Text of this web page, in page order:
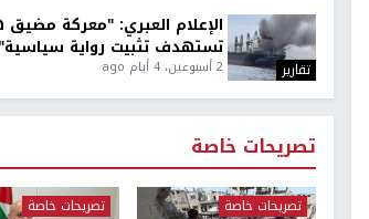
تقارير
الإعلام العبري: "معركة
تستهدف تثبيت رواية سياسية"
2 أسبوعين، 4 أيام ago
تصريحات خاصة
تصريحات خاصة تصريحات خاصة